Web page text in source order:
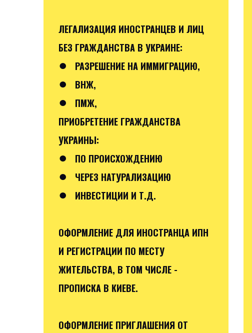
ЛЕГАЛИЗАЦИЯ ИНОСТРАНЦЕВ И ЛИЦ
БЕЗ ГРАЖДАНСТВА В УКРАИНЕ:
● РАЗРЕШЕНИЕ НА ИММИГРАЦИЮ,
● ВНЖ,
●
ПМЖ,
ПРИОБРЕТЕНИЕ ГРАЖДАНСТВА
УКРАИНЫ:
● ПО ПРОИСХОЖДЕНИЮ
● ЧЕРЕЗ НАТУРАЛИЗАЦИЮ
● ИНВЕСТИЦИИ И Т.Д.
ОФОРМЛЕНИЕ ДЛЯ ИНОСТРАНЦА ИПН
И РЕГИСТРАЦИИ ПО МЕСТУ
ЖИТЕЛЬСТВА, В ТОМ ЧИСЛЕ -
ПРОПИСКА В КИЕВЕ.
ОФОРМЛЕНИЕ ПРИГЛАШЕНИЯ ОТ